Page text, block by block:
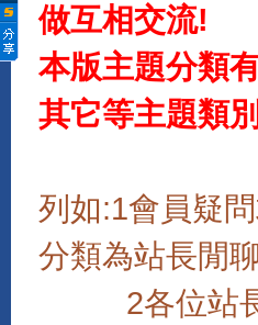
做互相交流!
本版主題分類
其它等主題類
列如:1會員疑
分類為站長閒聊
2各位站長自